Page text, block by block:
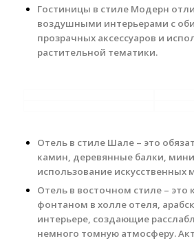
Гостиницы в стиле Модерн
воздушными интерьерами с
прозрачных аксессуаров и
растительной тематики.
Отель в стиле Шале – это
камин, деревянные балки,
использование искусственных
Отель в восточном стиле – это
фонтаном в холле отеля,
интерьере, создающие
немного томную атмосферу.